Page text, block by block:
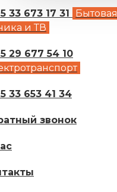
33 673 17 31
Бытовая
и ТВ
29 677 54 10
33 653 41 34
звонок